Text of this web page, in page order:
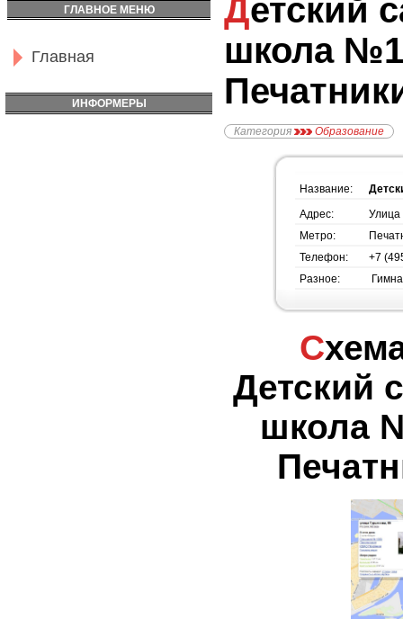
ГЛАВНОЕ МЕНЮ
Главная
ИНФОРМЕРЫ
Детский сад-Начальная
школа
Категория Образование
Название:
Адрес:
Улица
Метро:
Телефон:
+7
Разное:
Схема проезда -
Детский
школа